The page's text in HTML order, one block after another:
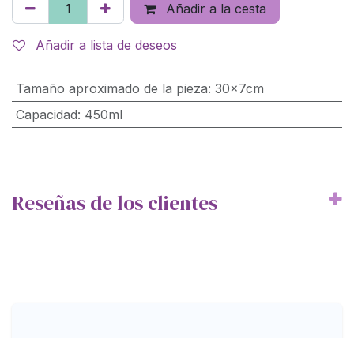
Añadir a la cesta
Añadir a lista de deseos
Tamaño aproximado de la pieza: 30x7cm
Capacidad: 450ml
Reseñas de los clientes